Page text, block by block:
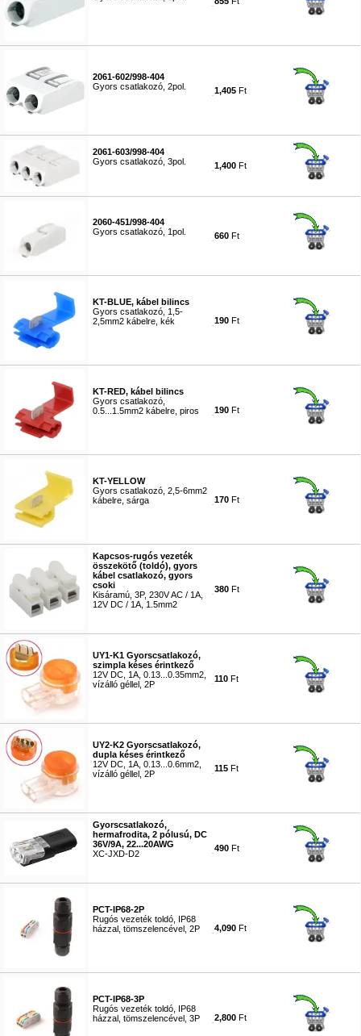
2061-602/998-404
Gyors csatlakozó, 2pol.
1,405 Ft
2061-603/998-404
Gyors csatlakozó, 3pol.
1,400 Ft
2060-451/998-404
Gyors csatlakozó, 1pol.
660 Ft
KT-BLUE, kábel bilincs
Gyors csatlakozó, 1,5-
2,5mm2 kábelre, kék
190 Ft
KT-RED, kábel bilincs
Gyors csatlakozó,
0.5...1.5mm2 kábelre, piros
190 Ft
KT-YELLOW
Gyors csatlakozó, 2,5-6mm2
kábelre, sárga
170 Ft
Kapcsos-rugós vezeték
összekötő (toldó), gyors
kábel csatlakozó, gyors
csoki
Kisáramú, 3P, 230V AC / 1A,
12V DC / 1A, 1.5mm2
380 Ft
UY1-K1 Gyorscsatlakozó,
szimpla késes érintkező
12V DC, 1A, 0.13...0.35mm2,
vízálló géllel, 2P
110 Ft
UY2-K2 Gyorscsatlakozó,
dupla késes érintkező
12V DC, 1A, 0.13...0.6mm2,
vízálló géllel, 2P
115 Ft
Gyorscsatlakozó,
hermafrodita, 2 pólusú, DC
36V/9A, 22...20AWG
XC-JXD-D2
490 Ft
PCT-IP68-2P
Rugós vezeték toldó, IP68
házzal, tömszelencével, 2P
4,090 Ft
PCT-IP68-3P
Rugós vezeték toldó, IP68
házzal, tömszelencével, 3P
2,800 Ft